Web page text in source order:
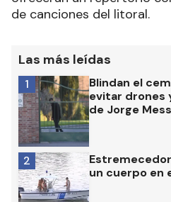
de canciones del litoral.
Las más leídas
Blindan el
evitar drones
de Jorge
1
un cuerpo en
2